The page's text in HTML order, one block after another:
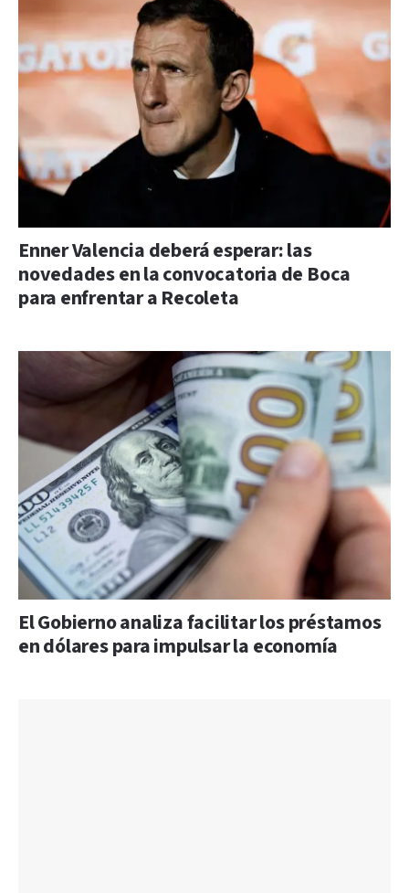
Enner Valencia deberá esperar: las
novedades en la convocatoria de Boca
para enfrentar a Recoleta
El Gobierno analiza facilitar los préstamos
en dólares para impulsar la economía